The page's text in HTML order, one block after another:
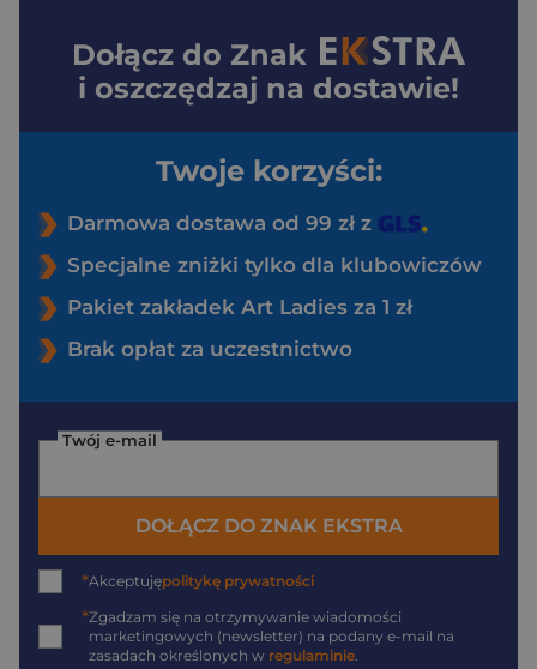
Dołącz do Znak
i oszczędzaj na dostawie!
Twoje korzyści:
Darmowa dostawa od 99 zł z
Specjalne zniżki tylko dla klubowiczów
Pakiet zakładek Art Ladies za 1 zł
Brak opłat za uczestnictwo
Twój e-mail
DOŁĄCZ DO ZNAK EKSTRA
*Akceptujępolitykę prywatności
*Zgadzam się na otrzymywanie wiadomości
marketingowych (newsletter) na podany e-mail na
zasadach określonych w regulaminie